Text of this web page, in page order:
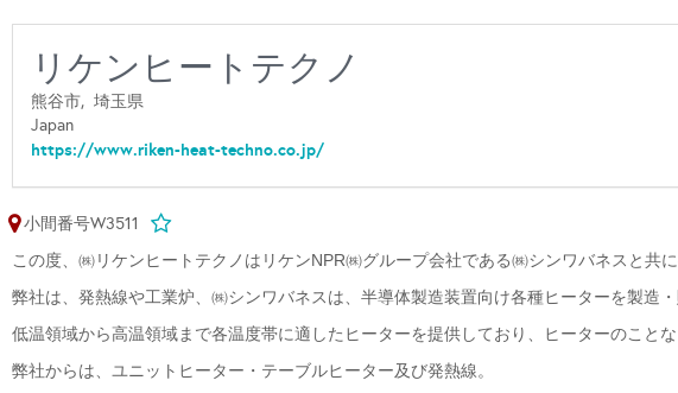
リケンヒートテクノ
熊谷市, 埼玉県
Japan
https://www.riken-heat-techno.co.jp/
小間番号W3511
この度、 ㈱リケンヒートテクノ はリケンNPR㈱グループ会社である㈱シンワバネス と共
弊社は、 発熱線や工業炉 、㈱シンワバネスは、 半導体製造装置向け各種ヒーターを製造
低温領域から高温領域まで各温度帯に適したヒーターを提供しており、ヒーターのことな
弊社からは、ユニット ヒーター・テーブルヒーター及び発熱線。